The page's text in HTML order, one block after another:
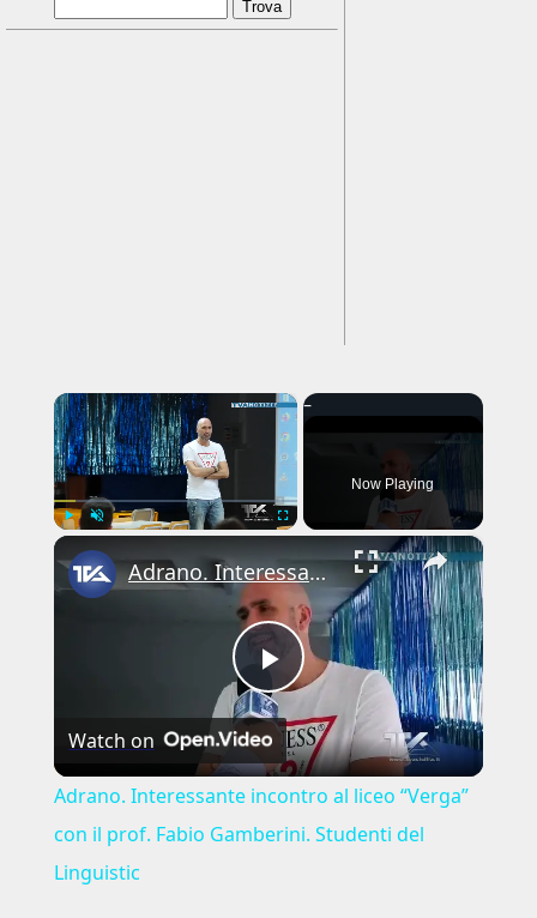
×
Now Playing
×
Play
Video
Adrano. Interessante incontro al liceo “Verga” con il prof. Fabio Gamberini. Studenti del Linguistic
Watch on
Adrano. Interessante incontro al liceo “Verga”
con il prof. Fabio Gamberini. Studenti del
Linguistic